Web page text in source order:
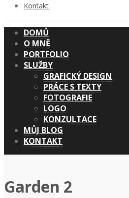
Kontakt
DOMŮ
O MNĚ
PORTFOLIO
SLUŽBY
GRAFICKÝ DESIGN
PRÁCE S TEXTY
FOTOGRAFIE
LOGO
KONZULTACE
MŮJ BLOG
KONTAKT
Garden 2